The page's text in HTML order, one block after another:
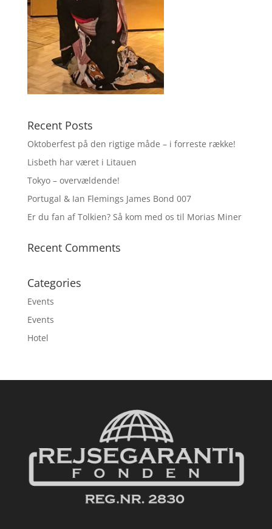
Recent Posts
Oktoberfest på den rigtige måde – i forreste række!
Lisbeth har været i Litauen
Tokyo – overvældende!
Portugal & Ian Flemings James Bond 007
Er du fan af Tolkien? Så kom med os til Morias Miner
Recent Comments
Categories
Events
Events
Hotel